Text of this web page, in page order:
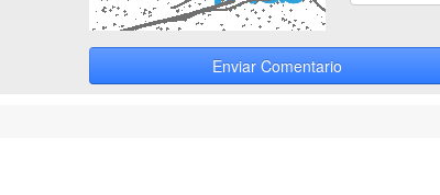
Enviar Comentario